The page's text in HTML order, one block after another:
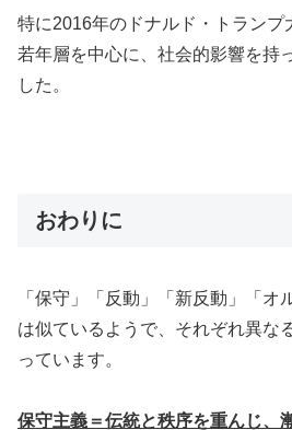
特に2016年のドナルド・トランプ
若年層を中心に、社会的影響を持
した。
おわりに
「保守」「反動」「新反動」「オ
は似ているようで、それぞれ異な
っています。
保守主義＝伝統と秩序を重んじ、